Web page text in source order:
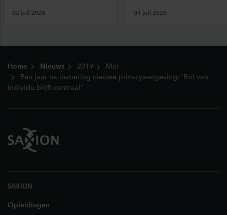
02 juli 2026 01 juli 2026
Home Nieuws 2019
Mei
Eén jaar na invoering nieuwe privacywetgeving: 'Rol van
individu blijft centraal'
SAXION
Opleidingen